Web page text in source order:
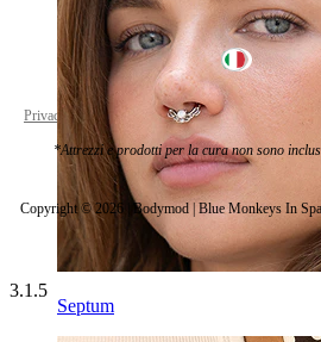
Septum
Italy
Privacy policy Cookie settings
*Attrezzi e prodotti per la cura non sono
Copyright © 2026 | Bodymod | Blue Monkeys In
3.1.5